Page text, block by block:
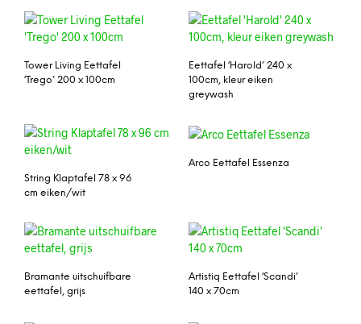
Tower Living Eettafel
‘Trego’ 200 x 100cm
Eettafel ‘Harold’ 240 x
100cm, kleur eiken
greywash
String Klaptafel 78 x 96
cm eiken/wit
Arco Eettafel Essenza
Bramante uitschuifbare
eettafel, grijs
Artistiq Eettafel ‘Scandi’
140 x 70cm